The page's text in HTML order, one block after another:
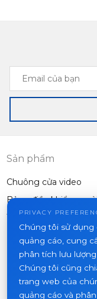
Email
của
bạn
Sản phẩm
Chuông cửa video
Bảng điều khiển
Thiết bị khác
Liên hệ
PRIVACY
Chúng tôi sử dụng
quảng cáo, cung
phân tích lưu lượng
Chúng tôi cũng
trang web của
quảng cáo và phân